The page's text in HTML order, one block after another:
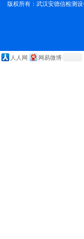
版权所有：武汉安德信检测
人人网 网易微博